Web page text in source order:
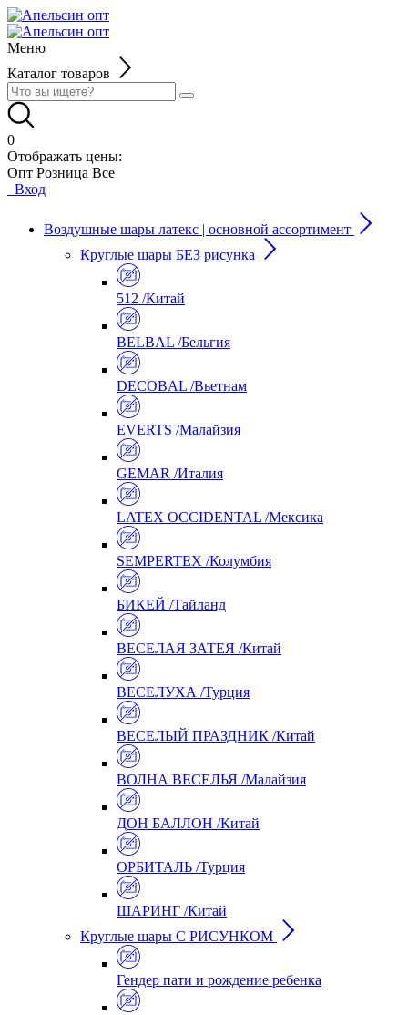
Меню
Каталог товаров
0
Отображать цены:
Опт Розница Все
Вход
Воздушные шары латекс | основной ассортимент
Круглые шары БЕЗ рисунка
512 /Китай
BELBAL /Бельгия
DECOBAL /Вьетнам
EVERTS /Малайзия
GEMAR /Италия
LATEX OCCIDENTAL /Мексика
SEMPERTEX /Колумбия
БИКЕЙ /Тайланд
ВЕСЕЛАЯ ЗАТЕЯ /Китай
ВЕСЕЛУХА /Турция
ВЕСЕЛЫЙ ПРАЗДНИК /Китай
ВОЛНА ВЕСЕЛЬЯ /Малайзия
ДОН БАЛЛОН /Китай
ОРБИТАЛЬ /Турция
ШАРИНГ /Китай
Круглые шары С РИСУНКОМ
Гендер пати и рождение ребенка